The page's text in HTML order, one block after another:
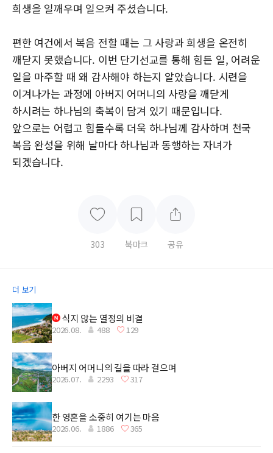
희생을 일깨우며 일으켜 주셨습니다.
편한 여건에서 복음 전할 때는 그 사랑과 희생을 온전히
깨닫지 못했습니다. 이번 단기선교를 통해 힘든 일, 어려운
일을 마주할 때 왜 감사해야 하는지 알았습니다. 시련을
이겨나가는 과정에 아버지 어머니의 사랑을 깨닫게
하시려는 하나님의 축복이 담겨 있기 때문입니다.
앞으로는 어렵고 힘들수록 더욱 하나님께 감사하며 천국
복음 완성을 위해 날마다 하나님과 동행하는 자녀가
되겠습니다.
303 북마크 공유
더 보기
식지 않는 열정의 비결
2026.08. 488 129
아버지 어머니의 길을 따라 걸으며
2026.07. 2293 317
한 영혼을 소중히 여기는 마음
2026.06. 1886 365